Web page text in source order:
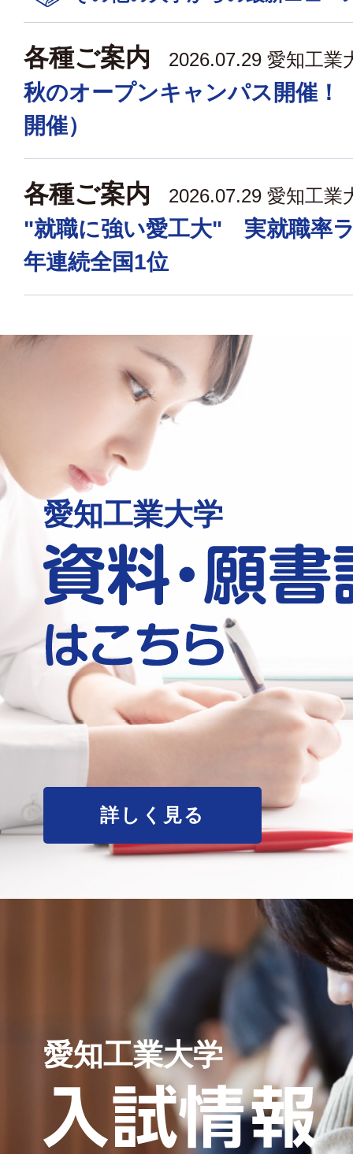
各種ご案内 2026.07.29 愛知工業
秋のオープンキャンパス開催！
開催）
各種ご案内 2026.07.29 愛知工業
"就職に強い愛工大" 実就職率
年連続全国1位
愛知工業大学
詳しく見る
愛知工業大学